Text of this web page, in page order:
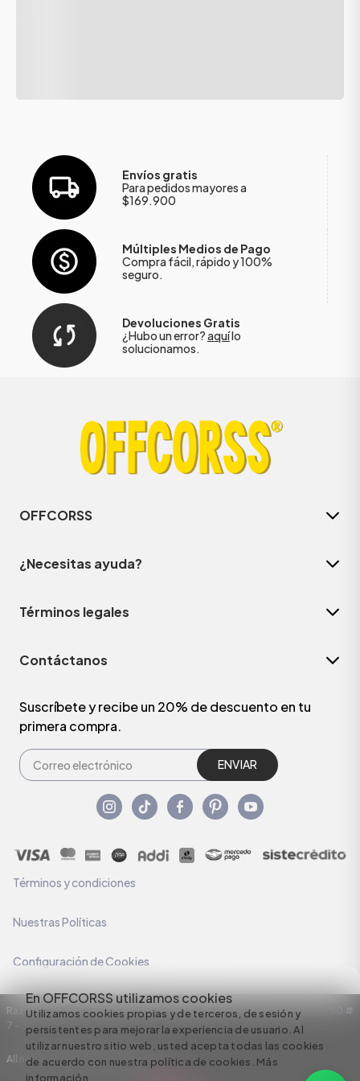
En OFFCORSS utilizamos cookies
Utilizamos cookies propias y de terceros, de sesión y
persistentes para mejorar la experiencia de usuario. Al
utilizar nuestro sitio web, usted acepta todas las cookies
de acuerdo con nuestra política de cookies. Más
información
Envíos gratis
Para pedidos mayores a
$169.900
Múltiples Medios de Pago
Compra fácil, rápido y 100%
seguro.
Devoluciones Gratis
¿Hubo un error?aquílo
solucionamos.
OFFCORSS
¿Necesitas ayuda?
Términos legales
Contáctanos
Suscríbete y recibe un 20% de descuento en tu
primera compra.
ENVIAR
Términos y condiciones
Nuestras Políticas
Configuración de Cookies
Razón Social: C.I HERMECO S.A. NIT: 890924167-6 Dirección: Carrera 50 #
7 – 35
All rights reserved empowered by